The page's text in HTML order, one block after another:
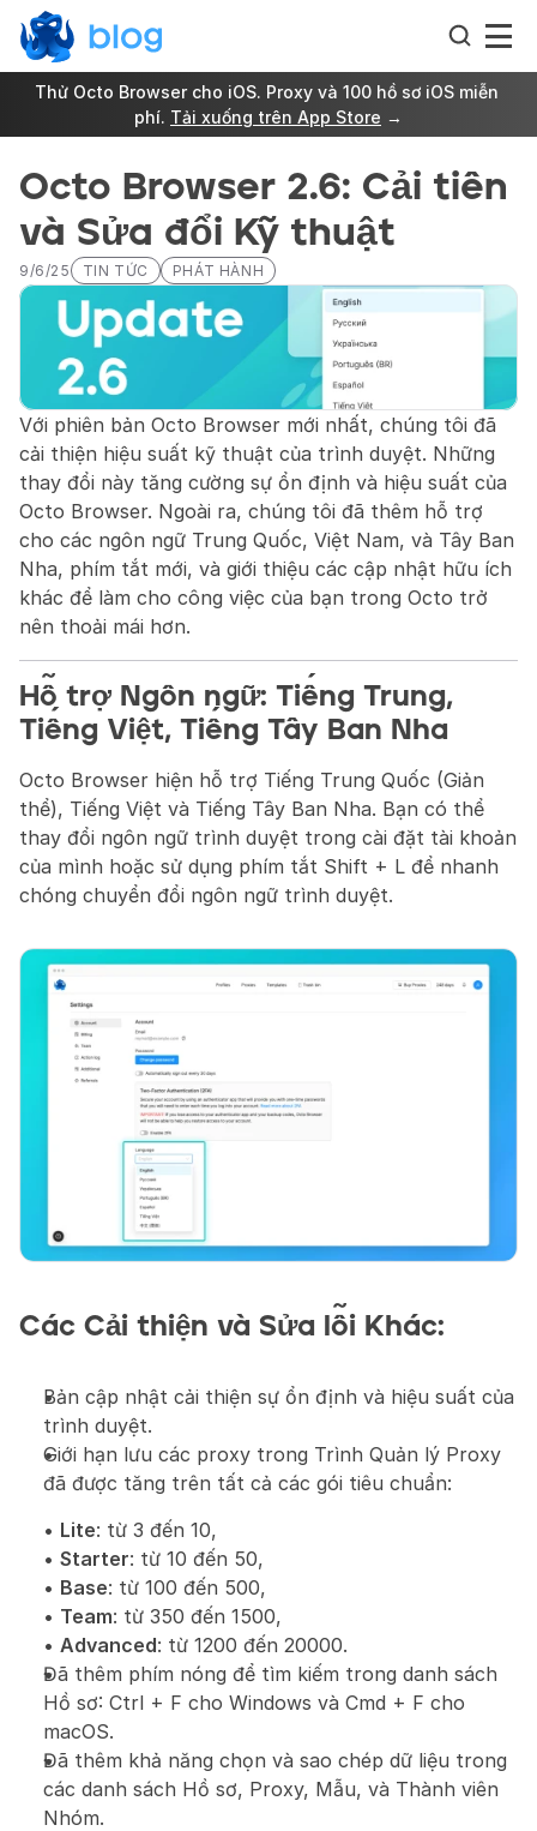
Thử Octo Browser cho iOS. Proxy và 100 hồ sơ iOS miễn
phí. Tải xuống trên App Store →
Octo Browser 2.6: Cải tiến
và Sửa đổi Kỹ thuật
9/6/25 TIN TỨC PHÁT HÀNH
Với phiên bản Octo Browser mới nhất, chúng tôi đã
cải thiện hiệu suất kỹ thuật của trình duyệt. Những
thay đổi này tăng cường sự ổn định và hiệu suất của
Octo Browser. Ngoài ra, chúng tôi đã thêm hỗ trợ
cho các ngôn ngữ Trung Quốc, Việt Nam, và Tây Ban
Nha, phím tắt mới, và giới thiệu các cập nhật hữu ích
khác để làm cho công việc của bạn trong Octo trở
nên thoải mái hơn.
Hỗ trợ Ngôn ngữ: Tiếng Trung,
Tiếng Việt, Tiếng Tây Ban Nha
Octo Browser hiện hỗ trợ Tiếng Trung Quốc (Giản
thể), Tiếng Việt và Tiếng Tây Ban Nha. Bạn có thể
thay đổi ngôn ngữ trình duyệt trong cài đặt tài khoản
của mình hoặc sử dụng phím tắt Shift + L để nhanh
chóng chuyển đổi ngôn ngữ trình duyệt.
Các Cải thiện và Sửa lỗi Khác:
Bản cập nhật cải thiện sự ổn định và hiệu suất của
trình duyệt.
Giới hạn lưu các proxy trong Trình Quản lý Proxy
đã được tăng trên tất cả các gói tiêu chuẩn:
• Lite: từ 3 đến 10,
• Starter: từ 10 đến 50,
• Base: từ 100 đến 500,
• Team: từ 350 đến 1500,
• Advanced: từ 1200 đến 20000.
Đã thêm phím nóng để tìm kiếm trong danh sách
Hồ sơ: Ctrl + F cho Windows và Cmd + F cho
macOS.
Đã thêm khả năng chọn và sao chép dữ liệu trong
các danh sách Hồ sơ, Proxy, Mẫu, và Thành viên
Nhóm.